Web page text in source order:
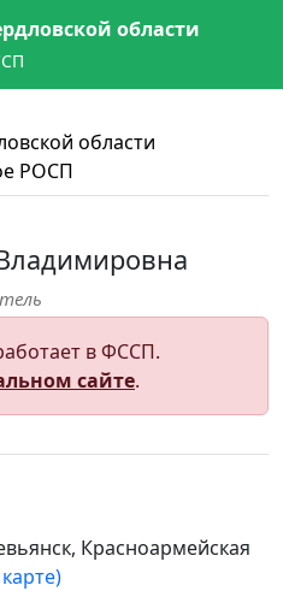
области
области
РОСП
в ФССП.
сайте.
Красноармейская